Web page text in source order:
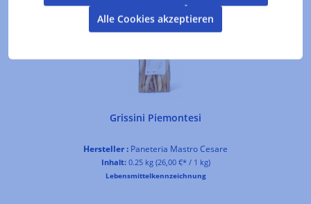
Grissini Piemontesi
Hersteller : Paneteria Mastro Cesare
Inhalt: 0.25 kg (26,00 €* / 1 kg)
Lebensmittelkennzeichnung
Alle Cookies akzeptieren